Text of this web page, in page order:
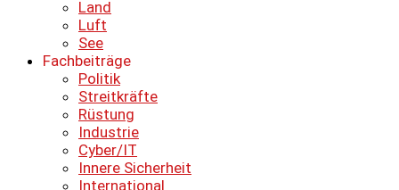
Land
Luft
See
Fachbeiträge
Politik
Streitkräfte
Rüstung
Industrie
Cyber/IT
Innere Sicherheit
International